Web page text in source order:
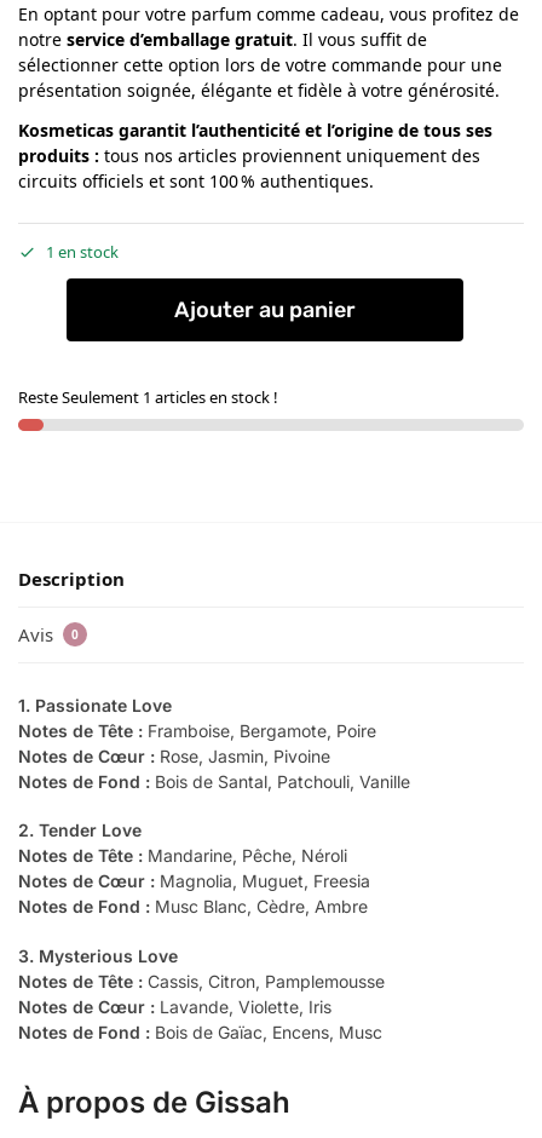
En optant pour votre parfum comme cadeau, vous profitez de
notre service d’emballage gratuit. Il vous suffit de
sélectionner cette option lors de votre commande pour une
présentation soignée, élégante et fidèle à votre générosité.
Kosmeticas garantit l’authenticité et l’origine de tous ses
produits : tous nos articles proviennent uniquement des
circuits officiels et sont 100 % authentiques.
1 en stock
Ajouter au panier
Reste Seulement 1 articles en stock !
Description
Avis 0
1. Passionate Love
Notes de Tête : Framboise, Bergamote, Poire
Notes de Cœur : Rose, Jasmin, Pivoine
Notes de Fond : Bois de Santal, Patchouli, Vanille
2. Tender Love
Notes de Tête : Mandarine, Pêche, Néroli
Notes de Cœur : Magnolia, Muguet, Freesia
Notes de Fond : Musc Blanc, Cèdre, Ambre
3. Mysterious Love
Notes de Tête : Cassis, Citron, Pamplemousse
Notes de Cœur : Lavande, Violette, Iris
Notes de Fond : Bois de Gaïac, Encens, Musc
À propos de Gissah